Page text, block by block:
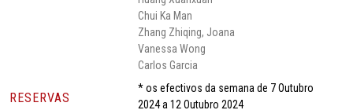
Chui Ka Man
Zhang Zhiqing, Joana
Vanessa Wong
Carlos Garcia
RESERVAS
* os efectivos da semana de 7 Outubro
2024 a 12 Outubro 2024